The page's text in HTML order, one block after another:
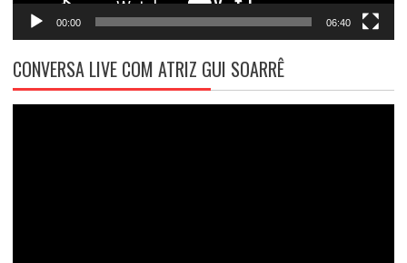
00:00 06:40
CONVERSA LIVE COM ATRIZ GUI SOARRÊ